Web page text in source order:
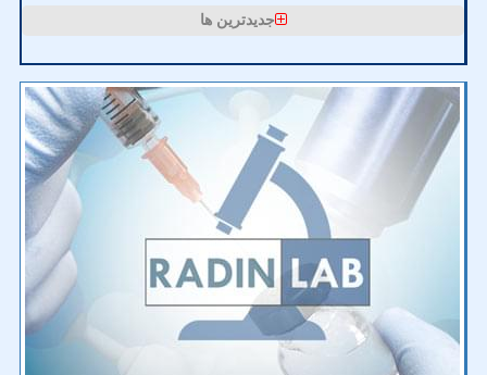
جدیدترین ها